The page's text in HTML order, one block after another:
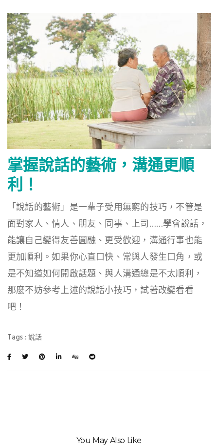
掌握說話的藝術，溝通更順
利！
「說話的藝術」是一輩子受用無窮的技巧，不管是
面對家人、情人、朋友、同事、上司……學會說話，
能讓自己變得友善圓融、更受歡迎，溝通行事也能
更加順利。如果你心直口快、常與人發生口角，或
是不知道如何開啟話題、與人溝通總是不太順利，
那麼不妨參考上述的說話小技巧，試著改變看看
吧！
Tags :說話
You May Also Like